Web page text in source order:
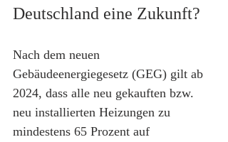
Deutschland eine Zukunft?
Nach dem neuen
Gebäudeenergiegesetz (GEG) gilt ab
2024, dass alle neu gekauften bzw.
neu installierten Heizungen zu
mindestens 65 Prozent auf